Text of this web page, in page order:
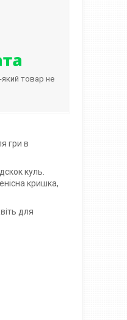
який товар не
гри в
куль.
кришка,
для